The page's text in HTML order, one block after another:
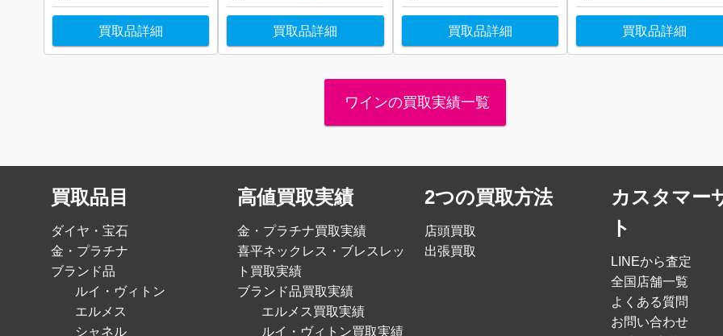
買取品詳細 買取品詳細 買取品詳細 買取品詳細
ワインの買取実績一覧
買取品目
ダイヤ・宝石
金・プラチナ
ブランド品
ルイ・ヴィトン
エルメス
シャネル
高値買取実績
金・プラチナ買取実績
喜平ネックレス・ブレスレッ
ト買取実績
ブランド品買取実績
エルメス買取実績
ルイ・ヴィトン買取実績
2つの買取方法
店頭買取
出張買取
カスタマー
ト
LINEから査定
全国店舗一覧
よくある質問
お問い合わせ